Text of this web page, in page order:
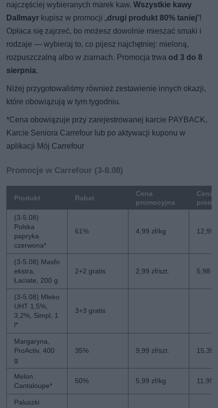
najczęściej wybieranych marek kaw.Wszystkie kawy
Dallmayr kupisz w promocji „drugi produkt 80% taniej”!
Opłaca się zajrzeć, bo możesz dowolnie mieszać smaki i
rodzaje — wybieraj to, co pijesz najchętniej: mieloną,
rozpuszczalną albo w ziarnach. Promocja trwa od 3 do 8
sierpnia.
Niżej przygotowaliśmy również zestawienie innych okazji,
które obowiązują w tym tygodniu.
*Cena obowiązuje przy zarejestrowanej karcie PAYBACK,
Karcie Seniora Carrefour lub po aktywacji kuponu w
aplikacji Mój Carrefour
Promocje w Carrefour (3-8.08)
Produkt Rabat
Cena
promocyjna
Cena
(3-5.08)
Polska
papryka
czerwona*
61% 4,99 zł/kg 12,99
(3-5.08) Masło
ekstra,
Łaciate, 200 g
2+2 gratis 2,99 zł/szt. 5,98
(3-5.08) Mleko
UHT 1,5%,
3,2%, Simpl, 1
l*
3+3 gratis
Margaryna,
ProActiv, 400
g
35% 9,99 zł/szt. 15,39
Melon
Cantaloupe*
50% 5,99 zł/kg 11,99
Paluszki